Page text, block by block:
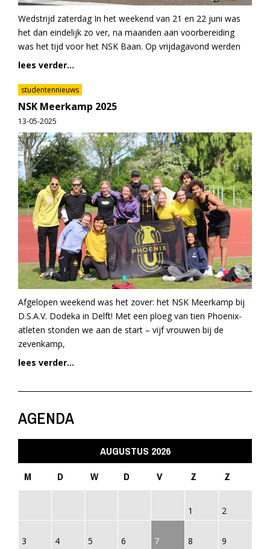
Wedstrijd zaterdag In het weekend van 21 en 22 juni was
het dan eindelijk zo ver, na maanden aan voorbereiding
was het tijd voor het NSK Baan. Op vrijdagavond werden
lees verder...
studentennieuws
NSK Meerkamp 2025
13-05-2025
Afgelopen weekend was het zover: het NSK Meerkamp bij
D.S.A.V. Dodeka in Delft! Met een ploeg van tien Phoenix-
atleten stonden we aan de start – vijf vrouwen bij de
zevenkamp,
lees verder...
AGENDA
AUGUSTUS 2026
M
D W D V Z Z
1 2
3 4 5 6 7 8 9